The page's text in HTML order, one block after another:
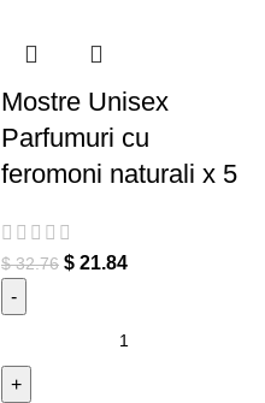
Mostre Unisex
Parfumuri cu
feromoni naturali x 5
$32.76 $ 21.84
Cantitate Mostre Unisex
naturali x 5